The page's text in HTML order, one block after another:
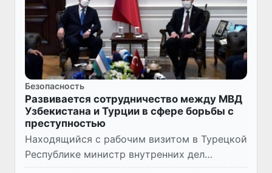
Безопасность
Развивается сотрудничество между МВД
Узбекистана и Турции в сфере борьбы с
преступностью
Находящийся с рабочим визитом в Турецкой
Республике министр внутренних дел
Республики Узбекистан Пулат Бобожонов в